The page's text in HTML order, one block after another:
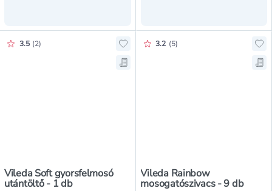
Vileda Soft gyorsfelmosó
utántöltő - 1 db
Értékelés pontszáma:
3.5 (2)
Hozzáadás a kedvencekhez,
Mentés a bevásárló listára,
Vileda Rainbow
mosogatószivacs - 9 db
Értékelés pontszáma:
3.2 (5)